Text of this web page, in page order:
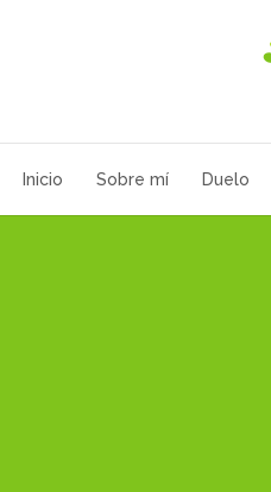
Inicio Sobre mí Duelo